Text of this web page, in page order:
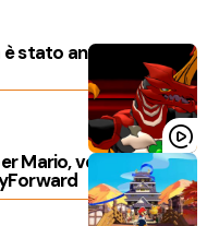
è stato annunciato per
Mario, verrà